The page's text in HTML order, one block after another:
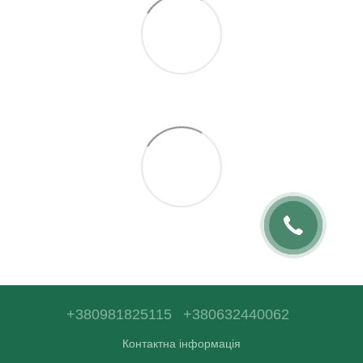
+380981825115 +380632440062
Контактна інформація